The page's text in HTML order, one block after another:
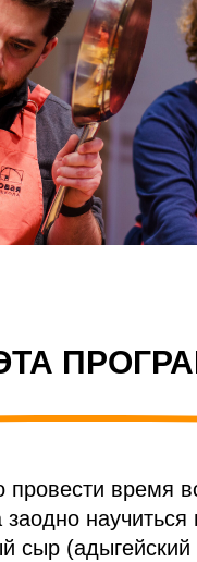
провести время
научиться
сыр